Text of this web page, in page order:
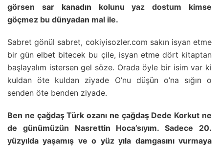
görsen sar kanadın kolunu yaz dostum kimse
göçmez bu dünyadan mal ile.
Sabret gönül sabret, cokiyisozler.com sakın isyan etme
bir gün elbet bitecek bu çile, isyan etme dört kitaptan
başlayalım istersen gel söze. Orada öyle bir isim var ki
kuldan öte kuldan ziyade O’nu düşün o’na sığın o
senden öte benden ziyade.
Ben ne çağdaş Türk ozanı ne çağdaş Dede Korkut ne
de günümüzün Nasrettin Hoca’sıyım. Sadece 20.
yüzyılda yaşamış ve o yüz yıla damgasını vurmaya